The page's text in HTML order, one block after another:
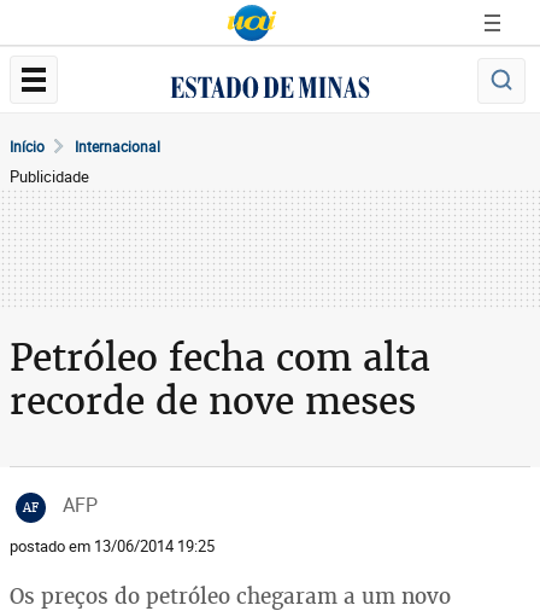
Início Internacional
Publicidade
Petróleo fecha com alta
recorde de nove meses
AF AFP
postado em 13/06/2014 19:25
Os preços do petróleo chegaram a um novo